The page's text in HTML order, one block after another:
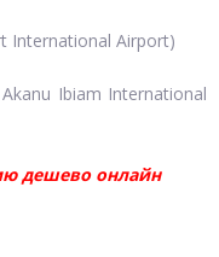
International Airport)
Ibiam International
дешево онлайн